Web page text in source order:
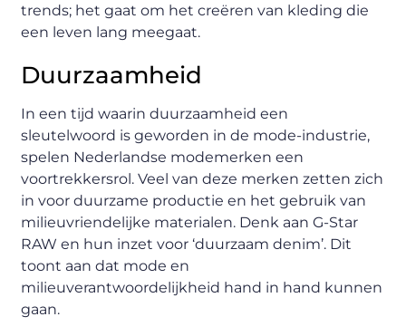
trends; het gaat om het creëren van kleding die
een leven lang meegaat.
Duurzaamheid
In een tijd waarin duurzaamheid een
sleutelwoord is geworden in de mode-industrie,
spelen Nederlandse modemerken een
voortrekkersrol. Veel van deze merken zetten zich
in voor duurzame productie en het gebruik van
milieuvriendelijke materialen. Denk aan G-Star
RAW en hun inzet voor ‘duurzaam denim’. Dit
toont aan dat mode en
milieuverantwoordelijkheid hand in hand kunnen
gaan.